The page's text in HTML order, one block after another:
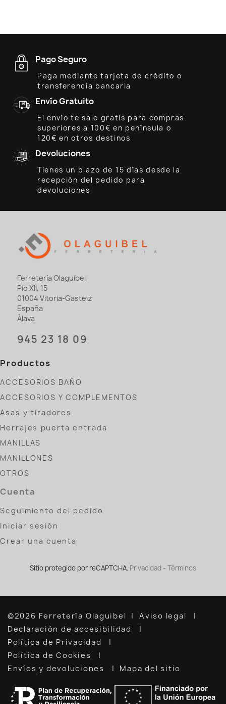
Pago Seguro
Paga mediante tarjeta de crédito o
transferencia bancaria
Envío Gratuito
El envío te sale gratis para compras
superiores a 100€ en península o
120€ en otros destinos
Devoluciones
Tienes un plazo de 15 días desde la
recepción del pedido para
devoluciones
Ferretería Olaguibel
Pio XII, 15
01004 Vitoria-Gasteiz
España
Álava
945 23 18 09
Productos
ACCESORIOS BAÑO
ACCESORIOS Y COMPLEMENTOS
Asas y tiradores
Herrajes puerta entrada
MANILLAS
MANILLONES
OTROS
Cuenta
Seguimiento del pedido
Iniciar sesión
Crear una cuenta
Sitio protegido por reCAPTCHA. Privacidad - Términos
©2026 Ferretería Olaguibel
Aviso legal
Declaración de accesibilidad
Política de Privacidad
Política de Cookies
Envíos y devoluciones
Mapa del sitio